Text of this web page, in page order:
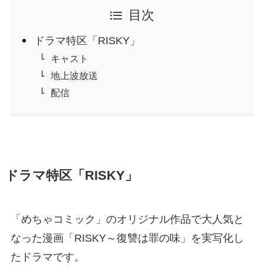
目次
ドラマ特区「RISKY」
キャスト
地上波放送
配信
ドラマ特区「RISKY」
「めちゃコミック」のオリジナル作品で大人気と
なった漫画「RISKY～復讐は罪の味」を実写化し
たドラマです。